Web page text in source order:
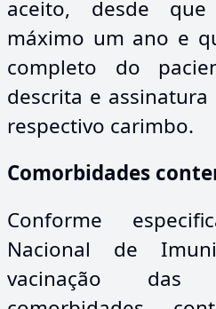
aceito, desde
máximo um ano e
completo do
descrita e
respectivo carimbo.
Comorbidades
Conforme
Nacional de
vacinação das